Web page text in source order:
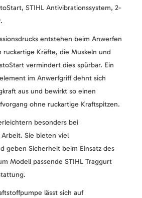
STIHL Antivibrationssystem, 2-
entstehen beim Anwerfen
Kräfte, die Muskeln und
vermindert dies spürbar. Ein
im Anwerfgriff dehnt sich
aus und bewirkt so einen
ohne ruckartige Kraftspitzen.
besonders bei
Sie bieten viel
geben Sicherheit beim Einsatz des
Modell passende STIHL Traggurt
lässt sich auf